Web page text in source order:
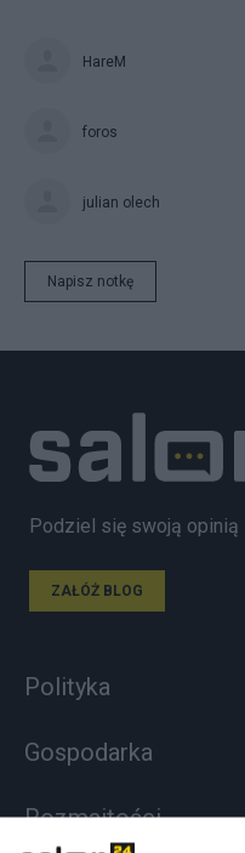
HareM
foros
julian olech
Napisz notkę
Podziel się swoją opinią
ZAŁÓŻ BLOG
Polityka
Gospodarka
Rozmaitości